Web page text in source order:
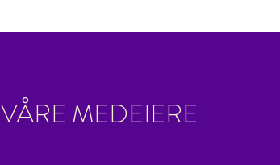
VÅRE MEDEIERE